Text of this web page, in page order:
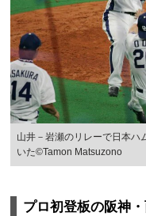
山井－岩瀬のリレーで日本ハ
いた©Tamon Matsuzono
プロ初登板の阪神